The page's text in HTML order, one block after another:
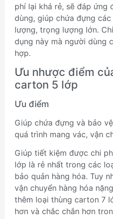
phí lại khá rẻ, sẽ đáp ứng
dùng, giúp chứa đựng
lượng, trọng lượng lớn.
dụng này mà người dùng
hợp.
Ưu nhược điểm
carton 5 lớp
Ưu điểm
Giúp chứa đựng và bảo
quá trình mang vác, vận
Giúp tiết kiệm được chi
lớp là rẻ nhất trong các
bảo quản hàng hóa. Tuy
vận chuyển hàng hóa
thêm loại thùng carton 7
hơn và chắc chắn hơn